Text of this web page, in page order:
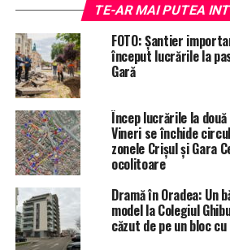
condiționat și alte facilități pentru
actului medical.
Proiectul de reabilitare a Spitalului
face parte și reînnoirea Unității de
unul important, în valoare de 21,2
realizat până acum în proporție de
plătită 51,3% de Ministerul
bugetul local.
Lucrările sunt executate de Drumuri
de predare: ianuarie 2021.
TE-AR MAI PUTEA
FOTO: Șantier
început lucrările la
Gară
Încep lucrările la
Vineri se închide
zonele Crișul și Gara
ocolitoare
Dramă în Oradea: Un
model la Colegiul
căzut de pe un bloc